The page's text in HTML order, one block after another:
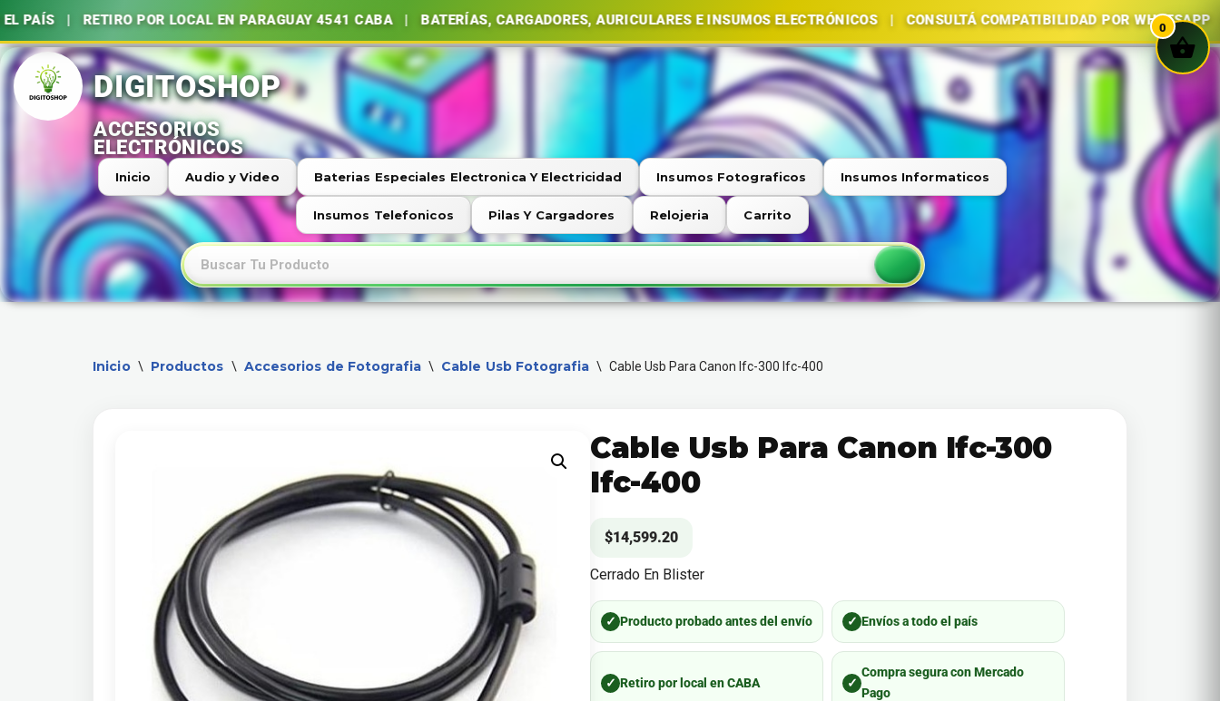
POR LOCAL EN PARAGUAY 4541 CABA | BATERÍAS, CARGADORES, AURICULARES E INSUMOS ELECTRÓNICOS | CONSULTÁ COMPATIBILIDAD POR WHATSAPP | COMPRA
Ir
al
contenido
Inicio Audio y Video Baterias Especiales Electronica Y Electricidad Insumos Fotograficos Insumos Informaticos
Insumos Telefonicos Pilas Y Cargadores Relojeria Carrito
Inicio \ Productos \ Accesorios de Fotografia \ Cable Usb Fotografia \ Cable Usb Para Canon Ifc-300 Ifc-400
Cable Usb Para Canon Ifc-300
Ifc-400
$14,599.20
Cerrado En Blister
✓ Producto probado antes del envío ✓ Envíos a todo el país
✓ Retiro por local en CABA ✓
Compra segura con Mercado
Pago
0